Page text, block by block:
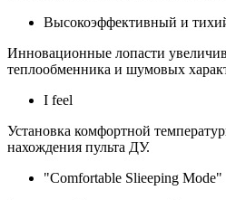
Высокоэффективный и
Инновационные лопасти
теплообменника и шумовых
I feel
Установка комфортной
нахождения пульта ДУ.
"Comfortable Slieeping Mode"